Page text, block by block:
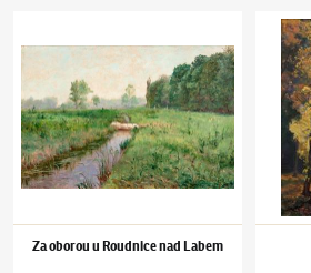
Za oborou u Roudnice
Za oborou u Roudnice nad Labem
Otakar